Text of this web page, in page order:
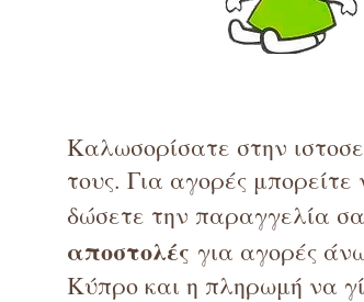
Καλωσορίσατε στην
τους. Για αγορές
δώσετε την παραγγελία
αποστολές για αγορές
Κύπρο και η πληρωμή να